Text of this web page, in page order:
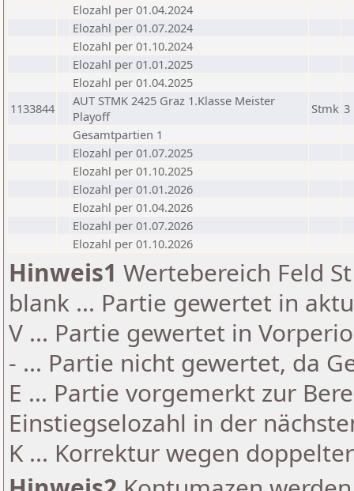
Elozahl per 01.04.2024
Elozahl per 01.07.2024
Elozahl per 01.10.2024
Elozahl per 01.01.2025
Elozahl per 01.04.2025
1133844
AUT STMK 2425 Graz 1.Klasse Meister
Playoff
Stmk 3
Gesamtpartien 1
Elozahl per 01.07.2025
Elozahl per 01.10.2025
Elozahl per 01.01.2026
Elozahl per 01.04.2026
Elozahl per 01.07.2026
Elozahl per 01.10.2026
Hinweis1 Wertebereich Feld
blank ... Partie gewertet in
V ... Partie gewertet in
- ... Partie nicht gewertet, da
E ... Partie vorgemerkt zur
Einstiegselozahl in der
K ... Korrektur wegen